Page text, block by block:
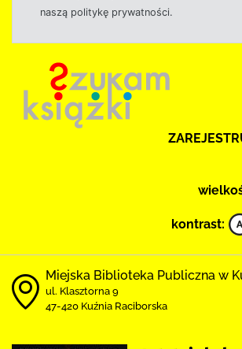
naszą politykę prywatności.
kontrast:
Miejska Biblioteka Publiczna w
ul. Klasztorna 9
47-420 Kuźnia Raciborska